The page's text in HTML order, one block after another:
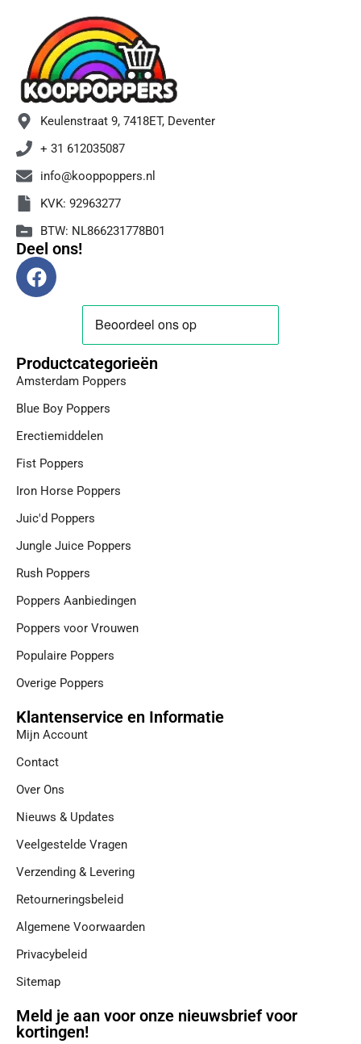
Keulenstraat 9, 7418ET, Deventer
+ 31 612035087
info@kooppoppers.nl
KVK: 92963277
BTW: NL866231778B01
Deel ons!
F
a
o
o
k
Productcategorieën
Amsterdam Poppers
Blue Boy Poppers
Erectiemiddelen
Fist Poppers
Iron Horse Poppers
Juic'd Poppers
Jungle Juice Poppers
Rush Poppers
Poppers Aanbiedingen
Poppers voor Vrouwen
Populaire Poppers
Overige Poppers
Klantenservice en Informatie
Mijn Account
Contact
Over Ons
Nieuws & Updates
Veelgestelde Vragen
Verzending & Levering
Retourneringsbeleid
Algemene Voorwaarden
Privacybeleid
Sitemap
Meld je aan voor onze nieuwsbrief voor
kortingen!